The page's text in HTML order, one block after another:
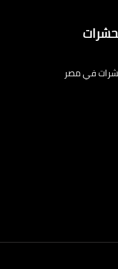
في مصر